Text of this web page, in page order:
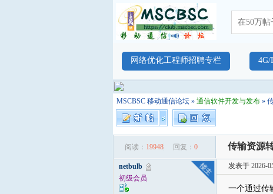
网络优化工程师招聘专栏 4G/
MSCBSC 移动通信论坛 » 通信软件开发与发布 »
阅读： 19948 回复： 0 传输资源
netbulb
初级会员
发表于 2026-
一个通过传